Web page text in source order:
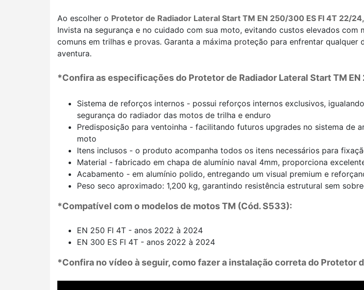
Ao escolher o Protetor de Radiador Lateral Start TM EN 250/300 ES FI 4T 22/24
Invista na segurança e no cuidado com sua moto, evitando custos elevados
comuns em trilhas e provas. Garanta a máxima proteção para enfrentar
aventura.
*Confira as especificações do Protetor de Radiador Lateral Start TM
Sistema de reforços internos - possui reforços internos exclusivos,
segurança do radiador das motos de trilha e enduro
Predisposição para ventoinha - facilitando futuros upgrades no sistema de
moto
Itens inclusos - o produto acompanha todos os itens necessários para
Material - fabricado em chapa de alumínio naval 4mm, proporciona
Acabamento - em alumínio polido, entregando um visual premium e
Peso seco aproximado: 1,200 kg, garantindo resistência estrutural sem
*Compatível com o modelos de motos TM (Cód. S533):
EN 250 FI 4T - anos 2022 à 2024
EN 300 ES FI 4T - anos 2022 à 2024
*Confira no vídeo à seguir, como fazer a instalação correta do Protetor